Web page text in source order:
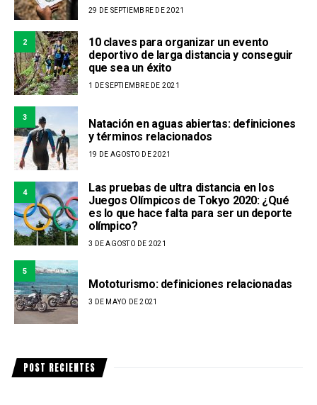
29 DE SEPTIEMBRE DE 2021
2
10 claves para organizar un evento
deportivo de larga distancia y conseguir
que sea un éxito
1 DE SEPTIEMBRE DE 2021
3
Natación en aguas abiertas: definiciones
y términos relacionados
19 DE AGOSTO DE 2021
4
Las pruebas de ultra distancia en los
Juegos Olímpicos de Tokyo 2020: ¿Qué
es lo que hace falta para ser un deporte
olímpico?
3 DE AGOSTO DE 2021
5
Mototurismo: definiciones relacionadas
3 DE MAYO DE 2021
POST RECIENTES